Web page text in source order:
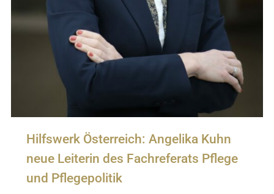
Hilfswerk Österreich: Angelika Kuhn
neue Leiterin des Fachreferats Pflege
und Pflegepolitik